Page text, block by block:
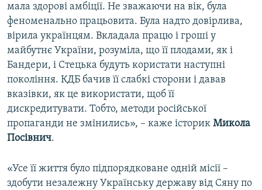
мала здорові амбіції. Не зважаючи на вік, була
феноменально працьовита. Була надто довірлива,
вірила українцям. Вкладала працю і гроші у
майбутнє України, розуміла, що її плодами, як і
Бандери, і Стецька будуть користати наступні
покоління. КДБ бачив її слабкі сторони і давав
вказівки, як це використати, щоб її
дискредитувати. Тобто, методи російської
пропаганди не змінились», – каже історик Микола
Посівнич.
«Усе її життя було підпорядковане одній місії –
здобути незалежну Українську державу від Сяну по